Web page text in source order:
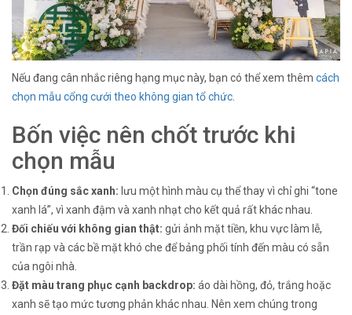
Nếu đang cân nhắc riêng hạng mục này, bạn có thể xem thêm cách
chọn mẫu cổng cưới theo không gian tổ chức
Bốn việc nên chốt trước khi
chọn mẫu
Chọn đúng sắc xanh: lưu một hình màu cụ thể thay vì chỉ ghi “tone
xanh lá”, vì xanh đậm và xanh nhạt cho kết quả rất khác nhau.
Đối chiếu với không gian thật: gửi ảnh mặt tiền, khu vực làm lễ,
trần rạp và các bề mặt khó che để bảng phối tính đến màu có sẵn
của ngôi nhà.
Đặt màu trang phục cạnh backdrop: áo dài hồng, đỏ, trắng hoặc
xanh sẽ tạo mức tương phản khác nhau. Nên xem chúng trong